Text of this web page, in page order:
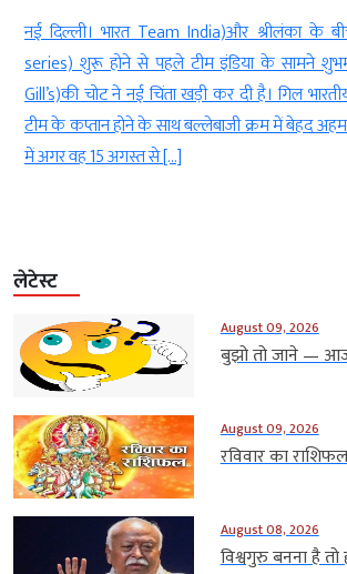
नई दिल्ली। भारत Team India)और श्रीलंका के
series) शुरू होने से पहले टीम इंडिया के सामने
Gill’s)की चोट ने नई चिंता खड़ी कर दी है। गिल
टीम के कप्तान होने के साथ बल्लेबाजी क्रम में बेहद
में अगर वह 15 अगस्त से […]
लेटेस्ट
August 09, 2026
बुझो तो जाने —
August 09, 2026
रविवार का राशिफल
August 08, 2026
विश्वगुरु बनना है